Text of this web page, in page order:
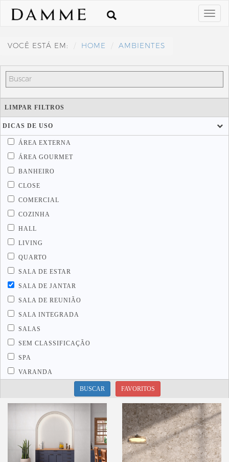
VOCÊ ESTÁ EM: HOME AMBIENTES
LIMPAR FILTROS
DICAS DE USO
ÁREA EXTERNA
ÁREA GOURMET
BANHEIRO
CLOSE
COMERCIAL
COZINHA
HALL
LIVING
QUARTO
SALA DE ESTAR
SALA DE JANTAR
SALA DE REUNIÃO
SALA INTEGRADA
SALAS
SEM CLASSIFICAÇÃO
SPA
VARANDA
BUSCAR FAVORITOS